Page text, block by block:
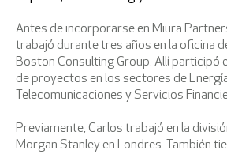
Antes de incorporarse en Miura
trabajó durante tres años en la oficina
Boston Consulting Group. Allí participó
de proyectos en los sectores de
Telecomunicaciones y Servicios
Previamente, Carlos trabajó en la
Morgan Stanley en Londres. También
* Campos obligatorios